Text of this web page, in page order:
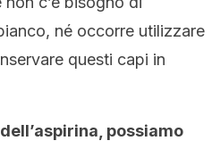
né occorre utilizzare
questi capi in
possiamo